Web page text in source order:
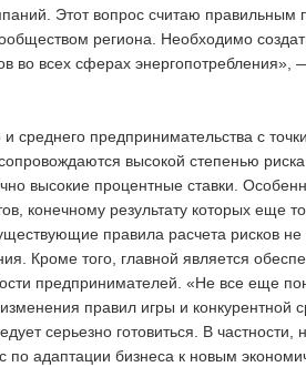
Этот вопрос считаю правильным
региона. Необходимо
во всех сферах энергопотребления»,
среднего предпринимательства с
высокой степенью
высокие процентные ставки.
конечному результату которых еще
правила расчета рисков
Кроме того, главной является
предпринимателей. «Не все еще
правил игры и конкурентной
серьезно готовиться. В
по адаптации бизнеса к новым